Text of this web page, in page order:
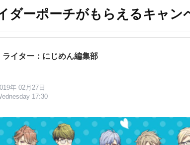
ダーポーチがもらえるキャン
ライター：にじめん編集部
年 02月27日
17:30